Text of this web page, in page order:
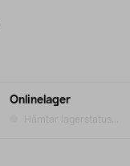
Onlinelager
Hämtar lagerstatus...